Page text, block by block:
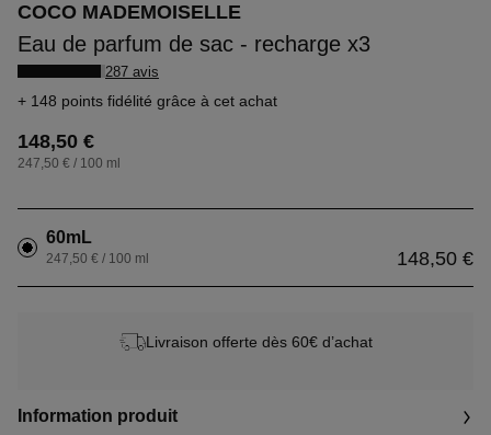
COCO MADEMOISELLE
Eau de parfum de sac - recharge x3
287 avis
148 points fidélité grâce à cet achat
148,50 €
247,50 € / 100 ml
60mL
148,50 €
247,50 € / 100 ml
Livraison offerte dès 60€ d’achat
Information produit